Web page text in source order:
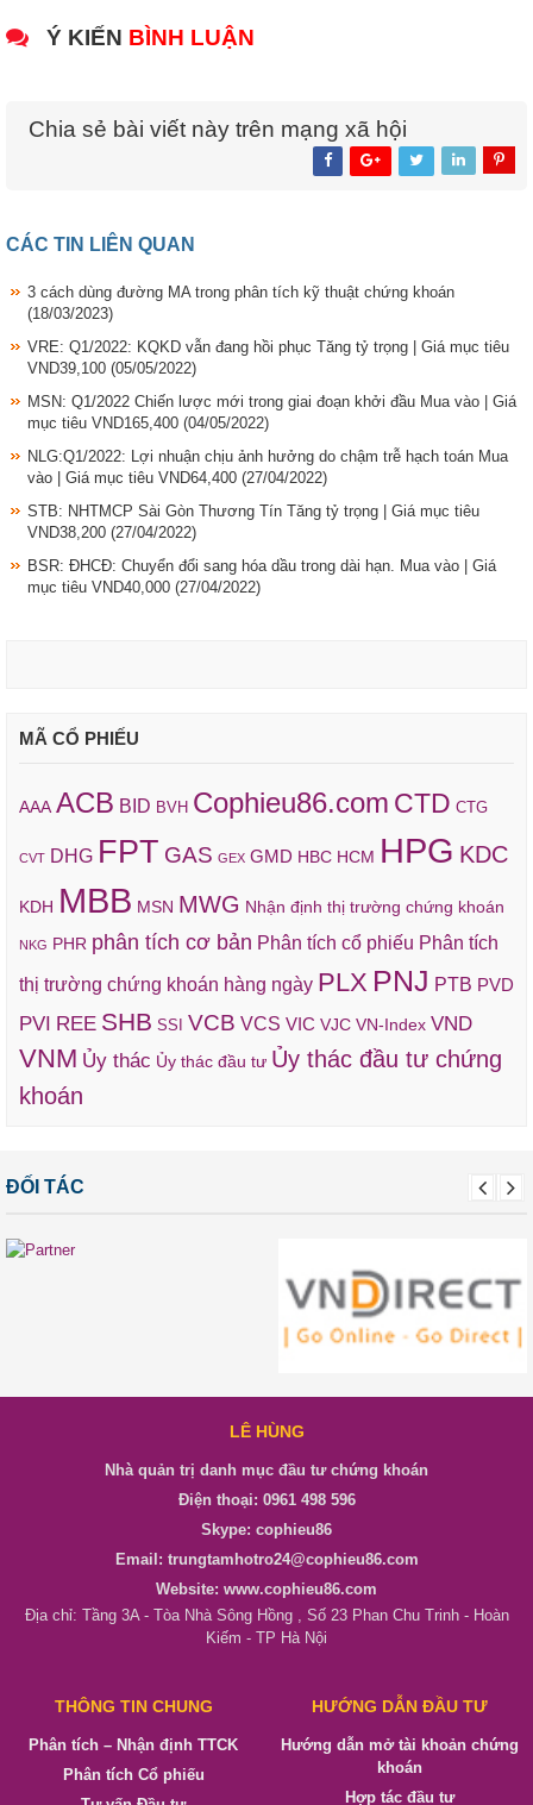
Ý KIẾN BÌNH LUẬN
Chia sẻ bài viết này trên mạng xã hội
CÁC TIN LIÊN QUAN
3 cách dùng đường MA trong phân tích kỹ thuật chứng khoán
(18/03/2023)
VRE: Q1/2022: KQKD vẫn đang hồi phục Tăng tỷ trọng | Giá mục tiêu
VND39,100 (05/05/2022)
MSN: Q1/2022 Chiến lược mới trong giai đoạn khởi đầu Mua vào | Giá
mục tiêu VND165,400 (04/05/2022)
NLG:Q1/2022: Lợi nhuận chịu ảnh hưởng do chậm trễ hạch toán Mua
vào | Giá mục tiêu VND64,400 (27/04/2022)
STB: NHTMCP Sài Gòn Thương Tín Tăng tỷ trọng | Giá mục tiêu
VND38,200 (27/04/2022)
BSR: ĐHCĐ: Chuyển đổi sang hóa dầu trong dài hạn. Mua vào | Giá
mục tiêu VND40,000 (27/04/2022)
MÃ CỔ PHIẾU
AAA ACB BID BVH Cophieu86.com CTD CTG
CVT DHG FPT GAS GEX GMD HBC HCM HPG KDC
KDH MBB MSN MWG Nhận định thị trường chứng khoán
NKG PHR phân tích cơ bản Phân tích cổ phiếu Phân tích
thị trường chứng khoán hàng ngày PLX PNJ PTB PVD
PVI REE SHB SSI VCB VCS VIC VJC VN-Index VND
VNM Ủy thác Ủy thác đầu tư Ủy thác đầu tư chứng
khoán
ĐỐI TÁC
LÊ HÙNG
Nhà quản trị danh mục đầu tư chứng khoán
Điện thoại: 0961 498 596
Skype: cophieu86
Email: trungtamhotro24@cophieu86.com
Website: www.cophieu86.com
Địa chỉ: Tầng 3A - Tòa Nhà Sông Hồng , Số 23 Phan Chu Trinh - Hoàn
Kiếm - TP Hà Nội
THÔNG TIN CHUNG
Phân tích – Nhận định TTCK
Phân tích Cổ phiếu
HƯỚNG DẪN ĐẦU TƯ
Hướng dẫn mở tài khoản chứng
khoán
Hợp tác đầu tư